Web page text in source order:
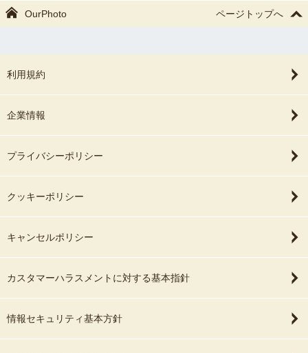
OurPhoto ページトップへ
利用規約
企業情報
プライバシーポリシー
クッキーポリシー
キャンセルポリシー
カスタマーハラスメントに対する基本指針
情報セキュリティ基本方針